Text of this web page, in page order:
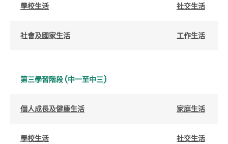
學校生活 社交生活
社會及國家生活 工作生活
第三學習階段 (中一至中三)
個人成長及健康生活 家庭生活
學校生活 社交生活